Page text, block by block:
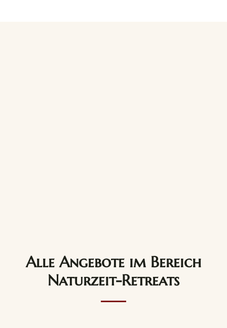
Alle Angebote im Bereich
Naturzeit-Retreats